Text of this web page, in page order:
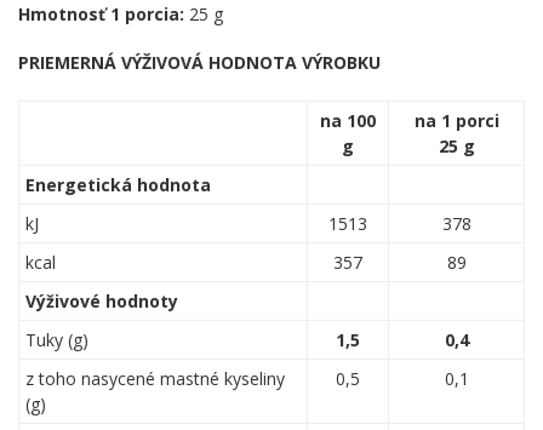
Hmotnosť 1 porcia: 25 g
PRIEMERNÁ VÝŽIVOVÁ HODNOTA VÝROBKU
na 100
g
na 1 porci
25 g
Energetická hodnota
kJ
1513
378
kcal
357
89
Výživové hodnoty
Tuky (g)
1,5
0,4
z toho nasycené mastné kyseliny
(g)
0,5 0,1